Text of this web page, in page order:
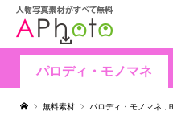
パロディ・モノマネ
無料素材 パロディ・モノマネ